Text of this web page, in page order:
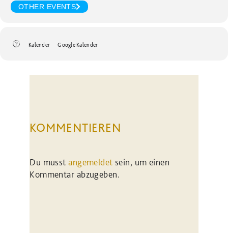
OTHER EVENTS
Kalender Google Kalender
KOMMENTIEREN
Du musstangemeldet sein, um einen
Kommentar abzugeben.